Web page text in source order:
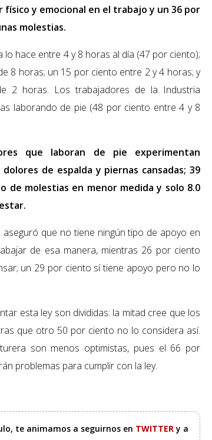
y emocional en el trabajo y un 36 por
molestias.
hace entre 4 y 8 horas al día (47 por ciento);
8 horas; un 15 por ciento entre 2 y 4 horas; y
2 horas. Los trabajadores de la Industria
laborando de pie (48 por ciento entre 4 y 8
que laboran de pie experimentan
de espalda y piernas cansadas; 39
molestias en menor medida y solo 8.0
que no tiene ningún tipo de apoyo en
de esa manera, mientras 26 por ciento
un 29 por ciento sí tiene apoyo pero no lo
esta ley son divididas: la mitad cree que los
que otro 50 por ciento no lo considera así.
son menos optimistas, pues el 66 por
problemas para cumplir con la ley.
te animamos a seguirnos en TWITTERy a